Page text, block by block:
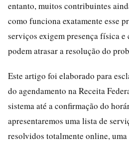
entanto, muitos contribuintes
como funciona exatamente esse
serviços exigem presença física
podem atrasar a resolução do
Este artigo foi elaborado para
do agendamento na Receita
sistema até a confirmação do
apresentaremos uma lista de
resolvidos totalmente online,